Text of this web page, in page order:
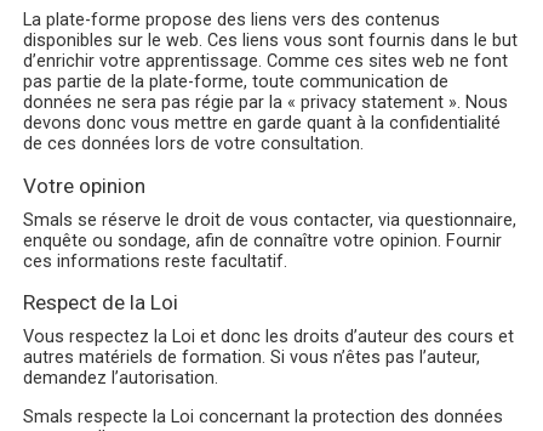
La plate-forme propose des liens vers des contenus
disponibles sur le web. Ces liens vous sont fournis dans le but
d’enrichir votre apprentissage. Comme ces sites web ne font
pas partie de la plate-forme, toute communication de
données ne sera pas régie par la « privacy statement ». Nous
devons donc vous mettre en garde quant à la confidentialité
de ces données lors de votre consultation.
Votre opinion
Smals se réserve le droit de vous contacter, via questionnaire,
enquête ou sondage, afin de connaître votre opinion. Fournir
ces informations reste facultatif.
Respect de la Loi
Vous respectez la Loi et donc les droits d’auteur des cours et
autres matériels de formation. Si vous n’êtes pas l’auteur,
demandez l’autorisation.
Smals respecte la Loi concernant la protection des données